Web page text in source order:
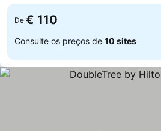
De € 110
Consulte os preços de 10 sites